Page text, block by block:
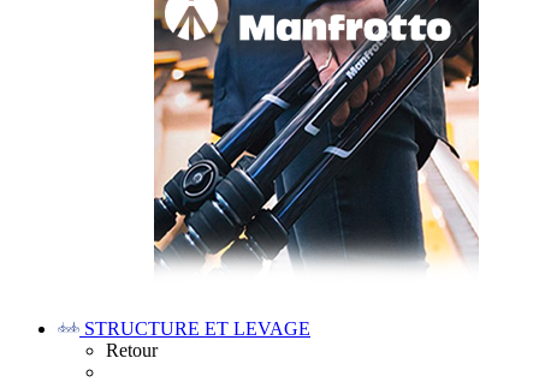
STRUCTURE ET LEVAGE
Retour